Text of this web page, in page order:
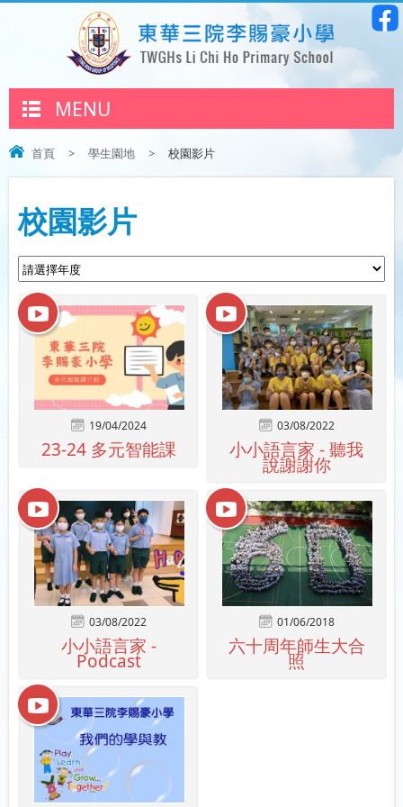
MENU
首頁 > 學生園地 > 校園影片
校園影片
19/04/2024
23-24 多元智能課
03/08/2022
小小語言家 - 聽我
說謝謝你
03/08/2022
小小語言家 -
Podcast
01/06/2018
六十周年師生大合
照